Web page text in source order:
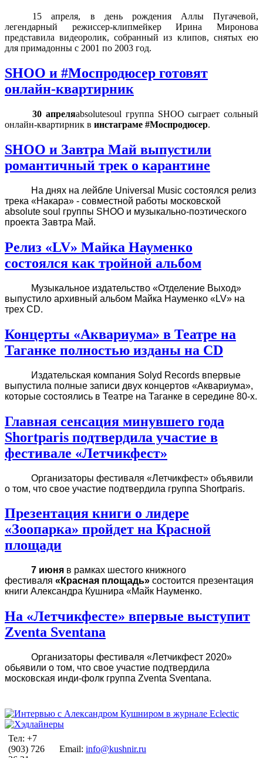
15 апреля, в день рождения Аллы Пугачевой,
легендарный режиссер-клипмейкер Ирина Миронова
представила видеоролик, собранный из клипов, снятых ею
для примадонны с 2001 по 2003 год.
SHOO и #Моспродюсер готовят
онлайн-квартирник
30 апреляabsolutesoul группа SHOO сыграет сольный
онлайн-квартирник в инстаграме #Моспродюсер.
SHOO и Завтра Май выпустили
романтичный трек о карантине
На днях на лейбле Universal Music состоялся релиз
трека «Накара» - совместной работы московской
absolute soul группы SHOO и музыкально-поэтического
проекта Завтра Май.
Релиз «LV» Майка Науменко
состоялся как тройной альбом
Музыкальное издательство «Отделение Выход»
выпустило архивный альбом Майка Науменко «LV» на
трех CD.
Концерты «Аквариума» в Театре на
Таганке полностью изданы на CD
Издательская компания Solyd Records впервые
выпустила полные записи двух концертов «Аквариума»,
которые состоялись в Театре на Таганке в середине 80-х.
Главная сенсация минувшего года
Shortparis подтвердила участие в
фестивале «Летчикфест»
Организаторы фестиваля «Летчикфест» объявили
о том, что свое участие подтвердила группа Shortparis.
Презентация книги о лидере
«Зоопарка» пройдет на Красной
площади
7 июня в рамках шестого книжного
фестиваля «Красная площадь» состоится презентация
книги Александра Кушнира «Майк Науменко.
На «Летчикфесте» впервые выступит
Zventa Sventana
Организаторы фестиваля «Летчикфест 2020»
обьявили о том, что свое участие подтвердила
московская инди-фолк группа Zventa Sventana.
Тел: +7
(903) 726
Email: info@kushnir.ru